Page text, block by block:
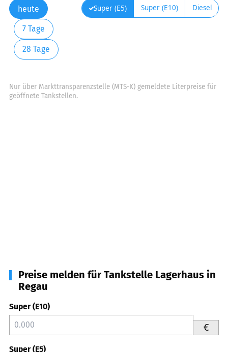
heute
7 Tage
28 Tage
Super (E5) Super (E10) Diesel
Nur über Markttransparenzstelle (MTS-K) gemeldete Literpreise für
geöffnete Tankstellen.
Preise melden für Tankstelle Lagerhaus in
Regau
Super (E10)
€
Super (E5)